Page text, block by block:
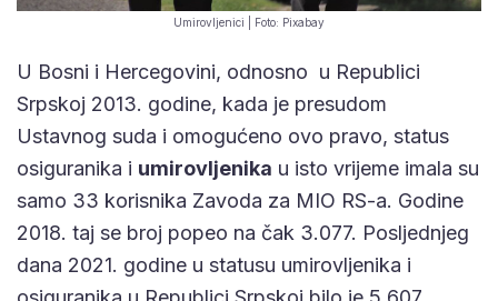
Umirovljenici | Foto: Pixabay
U Bosni i Hercegovini, odnosno u Republici
Srpskoj 2013. godine, kada je presudom
Ustavnog suda i omogućeno ovo pravo, status
osiguranika i umirovljenika u isto vrijeme imala su
samo 33 korisnika Zavoda za MIO RS-a. Godine
2018. taj se broj popeo na čak 3.077. Posljednjeg
dana 2021. godine u statusu umirovljenika i